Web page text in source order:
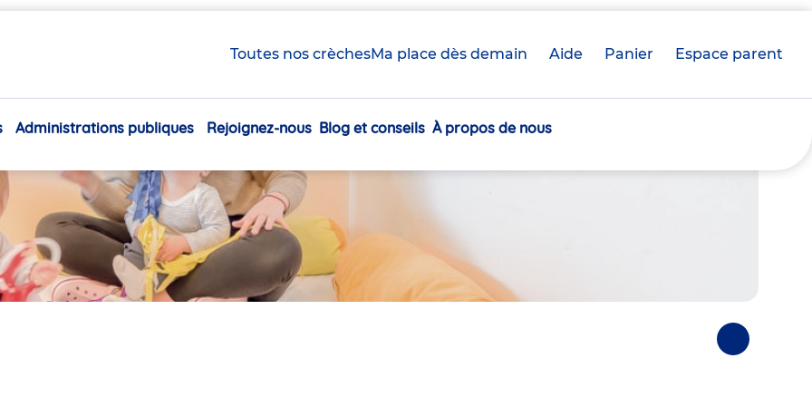
Toutes nos crèchesMa place dès demain Aide Panier crèche(s)
Espace parent
Navigation
Administrations publiques Rejoignez-nous Blog et conseils À propos de nous
Photos
suivantes